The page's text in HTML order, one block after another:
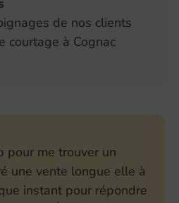
de nos clients
courtage à Cognac
pour me trouver un
une vente longue elle à
instant pour répondre